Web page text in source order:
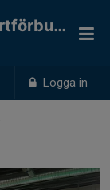
Logga in
Västsvenska Skyttesportförbundet